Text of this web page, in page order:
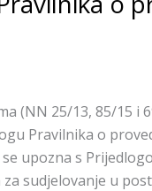
(NN 25/13, 85/15 i
Pravilnika o
upozna s
sudjelovanje u